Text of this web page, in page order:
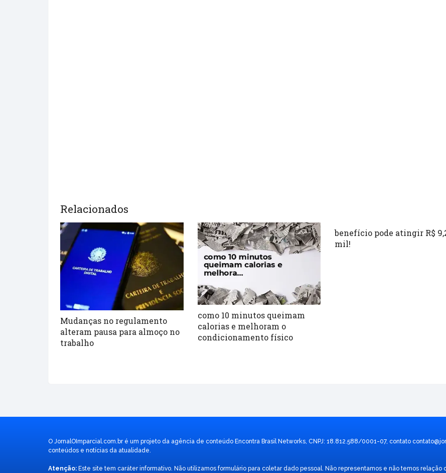
Relacionados
Mudanças no regulamento
alteram pausa para almoço no
trabalho
como 10 minutos queimam
calorias e melhoram o
condicionamento físico
benefício pode atingir R$
mil!
O JornalOImparcial.com.br é um projeto da agência de conteúdo Encontra Brasil Networks, CNPJ: 18.812.588/0001-07, contato
conteúdos e notícias da atualidade.
Atenção: Este site tem caráter informativo. Não utilizamos formulário para coletar dado pessoal. Não representamos e não temos